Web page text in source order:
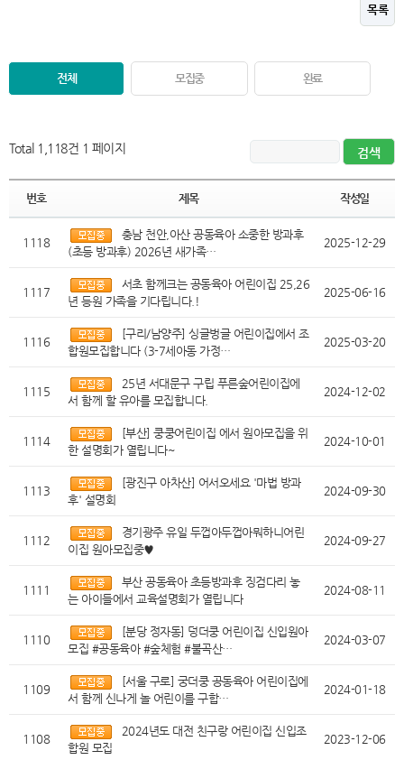
목록
전체 모집중 완료
Total 1,118건 1 페이지
번호 제목 작성일
1118
충남 천안,아산 공동육아 소중한 방과후
(초등 방과후) 2026년 새가족…
2025-12-29
1117
서초 함께크는 공동육아 어린이집 25,26
년 등원 가족을 기다립니다.!
2025-06-16
1116
[구리/남양주] 싱글벙글 어린이집에서 조
합원모집합니다 (3-7세아동 가정…
2025-03-20
1115
25년 서대문구 구립 푸른숲어린이집에
서 함께 할 유아를 모집합니다.
2024-12-02
1114
[부산] 쿵쿵어린이집 에서 원아모집을 위
한 설명회가 열립니다~
2024-10-01
1113
[광진구 아차산] 어서오세요 '마법 방과
후' 설명회
2024-09-30
1112
경기광주 유일 두껍아두껍아뭐하니어린
이집 원아모집중♥
2024-09-27
1111
부산 공동육아 초등방과후 징검다리 놓
는 아이들에서 교육설명회가 열립니다
2024-08-11
1110
[분당 정자동] 덩더쿵 어린이집 신입원아
모집 #공동육아 #숲체험 #불곡산…
2024-03-07
1109
[서울 구로] 궁더쿵 공동육아 어린이집에
서 함께 신나게 놀 어린이를 구합…
2024-01-18
1108
2024년도 대전 친구랑 어린이집 신입조
합원 모집
2023-12-06